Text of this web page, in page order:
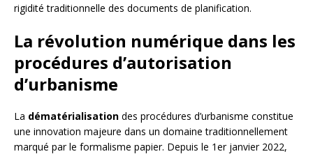
rigidité traditionnelle des documents de planification.
La révolution numérique dans les
procédures d’autorisation
d’urbanisme
La dématérialisation des procédures d’urbanisme constitue
une innovation majeure dans un domaine traditionnellement
marqué par le formalisme papier. Depuis le 1er janvier 2022,